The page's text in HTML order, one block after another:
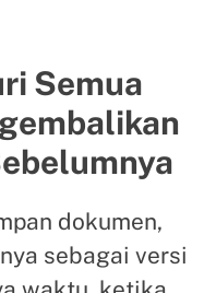
Semua
dokumen,
sebagai versi